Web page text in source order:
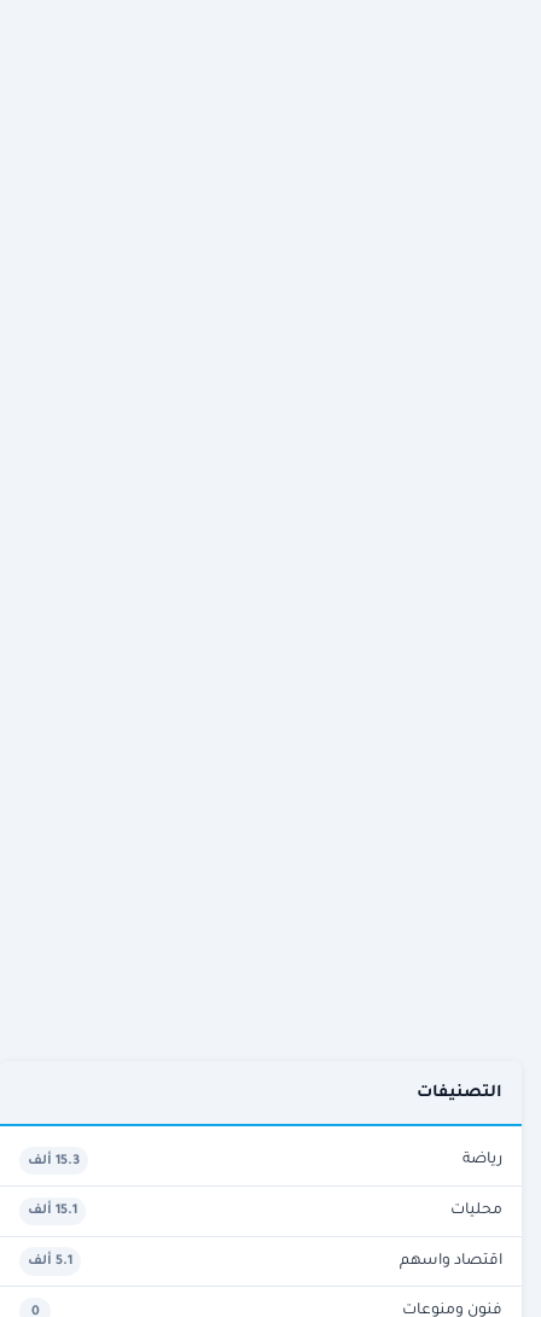
التصنيفات
رياضة 15.3 ألف
محليات 15.1 ألف
اقتصاد واسهم 5.1 ألف
فنون ومنوعات 0